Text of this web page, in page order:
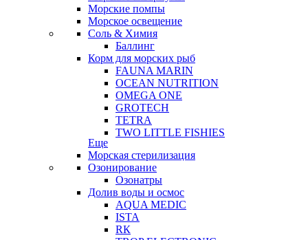
Морские помпы
Морское освещение
Соль & Химия
Баллинг
Корм для морских рыб
FAUNA MARIN
OCEAN NUTRITION
OMEGA ONE
GROTECH
TETRA
TWO LITTLE FISHIES
Еще
Морская стерилизация
Озонирование
Озонатры
Долив воды и осмос
AQUA MEDIC
ISTA
RК